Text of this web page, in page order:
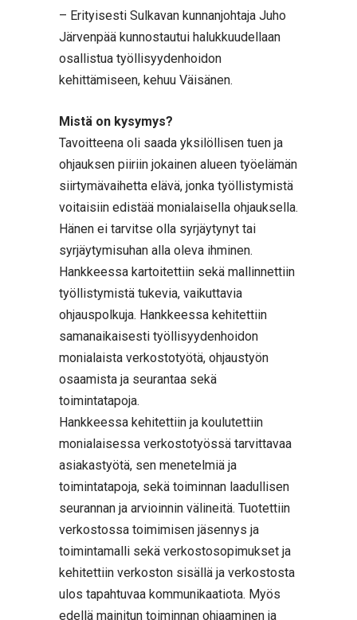
– Erityisesti Sulkavan kunnanjohtaja Juho
Järvenpää kunnostautui halukkuudellaan
osallistua työllisyydenhoidon
kehittämiseen, kehuu Väisänen.
Mistä on kysymys?
Tavoitteena oli saada yksilöllisen tuen ja
ohjauksen piiriin jokainen alueen työelämän
siirtymävaihetta elävä, jonka työllistymistä
voitaisiin edistää monialaisella ohjauksella.
Hänen ei tarvitse olla syrjäytynyt tai
syrjäytymisuhan alla oleva ihminen.
Hankkeessa kartoitettiin sekä mallinnettiin
työllistymistä tukevia, vaikuttavia
ohjauspolkuja. Hankkeessa kehitettiin
samanaikaisesti työllisyydenhoidon
monialaista verkostotyötä, ohjaustyön
osaamista ja seurantaa sekä
toimintatapoja.
Hankkeessa kehitettiin ja koulutettiin
monialaisessa verkostotyössä tarvittavaa
asiakastyötä, sen menetelmiä ja
toimintatapoja, sekä toiminnan laadullisen
seurannan ja arvioinnin välineitä. Tuotettiin
verkostossa toimimisen jäsennys ja
toimintamalli sekä verkostosopimukset ja
kehitettiin verkoston sisällä ja verkostosta
ulos tapahtuvaa kommunikaatiota. Myös
edellä mainitun toiminnan ohjaaminen ja